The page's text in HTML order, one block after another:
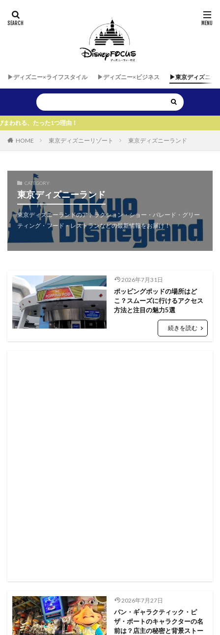
▶︎ディズニー×ライフスタイル ▶︎ディズニー×ビジネス ▶︎東京ディズニー
つ理由！
HOME 東京ディズニーリゾート 東京ディズニーランド
CATEGORY
東京ディズニーランド
東京ディズニーランドのアトラクション・ショー・パレード・グリー
ティング・フード・レストランなどの最新情報をお届け！
2026年7月31日
ポッピングポッドの場所はど
こ？スムーズに行けるアクセス
方法と注目の魅力5選
続きを読む
2026年7月27日
パン・ギャラクティック・ピ
ザ・ポートのキャラクターの名
前は？店主の秘密と背景ストー